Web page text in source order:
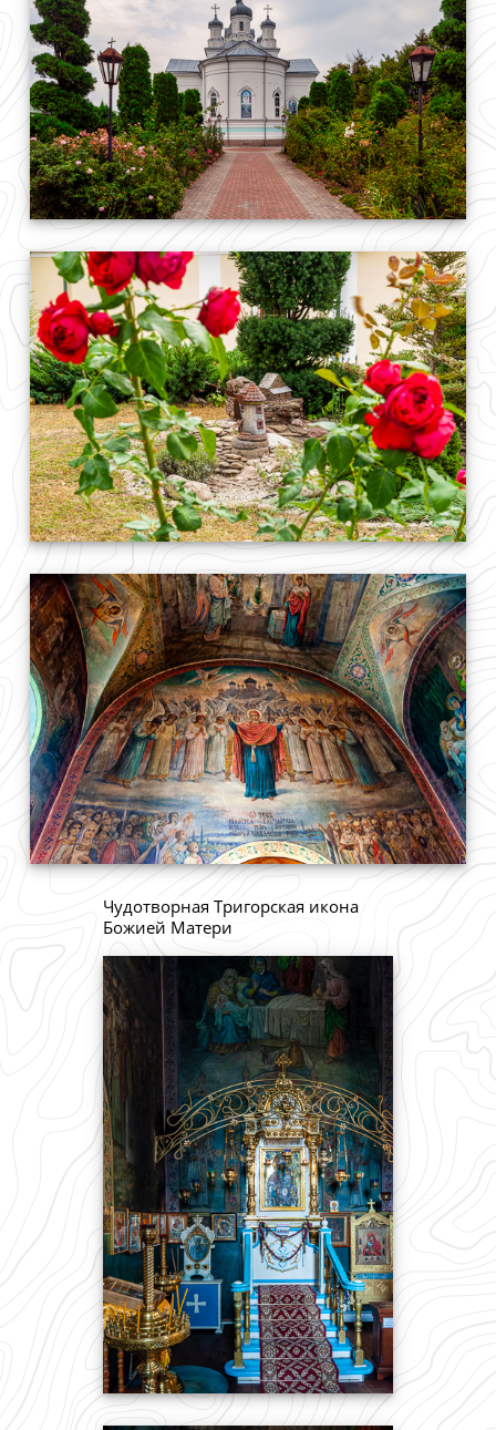
Чудотворная Тригорская икона
Божией Матери